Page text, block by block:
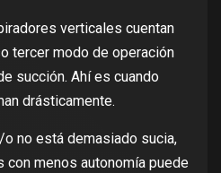
verticales cuentan
tercer modo de operación
succión. Ahí es cuando
drásticamente.
no está demasiado sucia,
menos autonomía puede